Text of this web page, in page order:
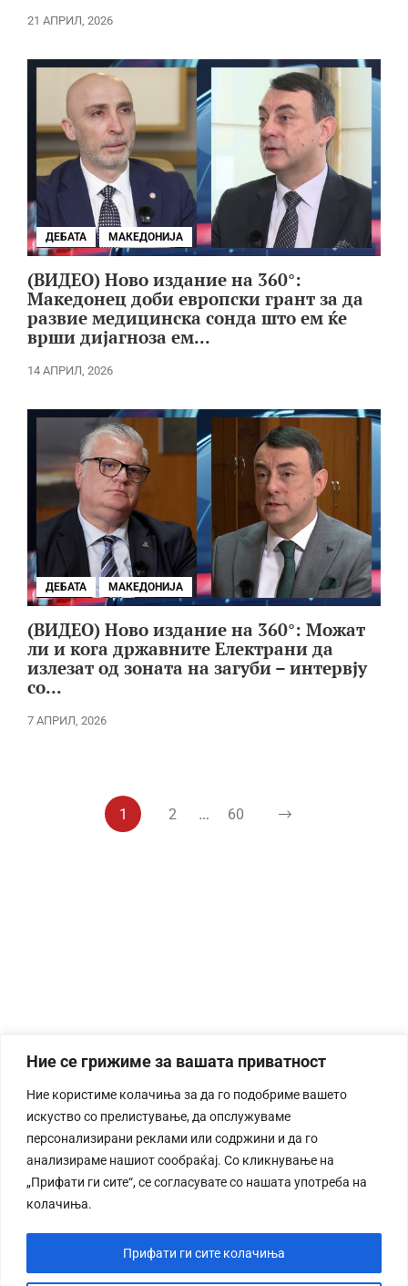
Ние се грижиме за вашата приватност
Ние користиме колачиња за да го подобриме вашето
искуство со прелистување, да опслужуваме
персонализирани реклами или содржини и да го
анализираме нашиот сообраќај. Со кликнување на
„Прифати ги сите“, се согласувате со нашата употреба на
колачиња.
Прифати ги сите колачиња
21 АПРИЛ, 2026
ДЕБАТА МАКЕДОНИЈА
(ВИДЕО) Ново издание на 360°:
Македонец доби европски грант за да
развие медицинска сонда што ем ќе
врши дијагноза ем...
14 АПРИЛ, 2026
ДЕБАТА МАКЕДОНИЈА
(ВИДЕО) Ново издание на 360°: Можат
ли и кога државните Електрани да
излезат од зоната на загуби – интервју
со...
7 АПРИЛ, 2026
1 2 … 60